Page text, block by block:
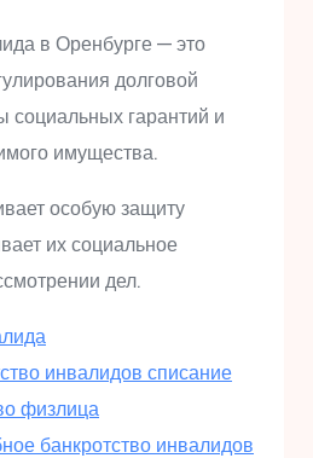
в Оренбурге — это
долговой
социальных гарантий и
имущества.
особую защиту
их социальное
дел.
инвалидов списание
физлица
банкротство инвалидов